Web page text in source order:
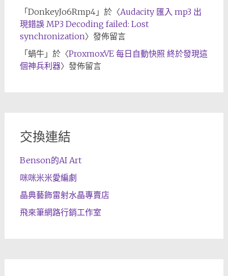
「 DonkeyJo6Rmp4」於〈Audacity 匯入 mp3 出
現錯誤 MP3 Decoding failed: Lost
synchronization〉發佈留言
「 蝸牛」於〈ProxmoxVE 每日自動快照 終於發現這
個神兵利器〉發佈留言
交換連結
Benson的AI Art
咪咪米米愛編劇
晶典藝飾雷射水晶專賣店
飛來筆網路行銷工作室